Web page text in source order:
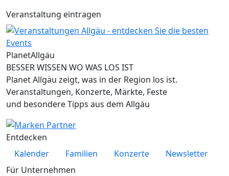
Veranstaltung eintragen
PlanetAllgäu
BESSER WISSEN WO WAS LOS IST
Planet Allgäu zeigt, was in der Region los ist.
Veranstaltungen, Konzerte, Märkte, Feste
und besondere Tipps aus dem Allgäu
Entdecken
Kalender
Familien Konzerte
Newsletter
Für Unternehmen